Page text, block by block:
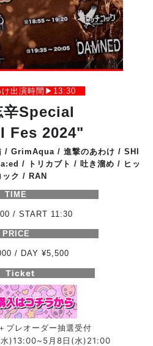
出演時間▶︎13:30
辛Special
Fes 2024"
/ GrimAqua / 進撃のあわけ / SHI
/ トリカブト / 吐き溜め / ヒッ
ック / RAN
/ START 11:30
/ DAY ¥5,500
Ticket
プレオーダー抽選受付
(水)13:00~5月8日(水)21:00